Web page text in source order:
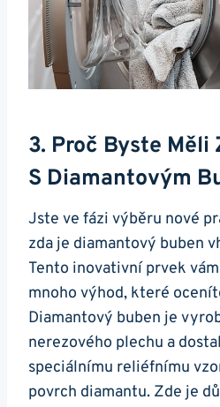
3. Proč‌ Byste⁢
⁣s Diamantovým
Jste ve fázi výběru nové
zda je diamantový buben
Tento inovativní​ prvek
mnoho ⁣výhod, které
Diamantový buben je
nerezového plechu⁤ a
speciálnímu reliéfnímu
povrch⁤ diamantu. ‌Zde je